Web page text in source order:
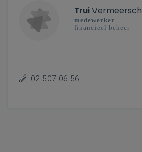
TruiVermeersch
medewerker
financieel beheer
02 507 06 56